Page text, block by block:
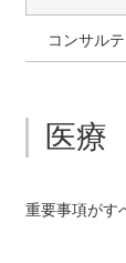
コンサル
医療
重要事項がす